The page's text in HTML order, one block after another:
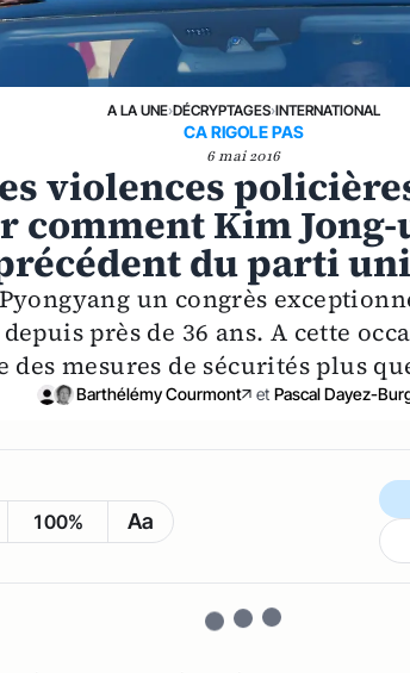
A LA UNE›DÉCRYPTAGES›INTERNATIONAL
CA RIGOLE PAS
6 mai 2016
violences
comment Kim
du parti
un congrès
près de 36 ans. A cette
des mesures de sécurités plus
Barthélémy Courmont et Pascal Dayez-
100% Aa